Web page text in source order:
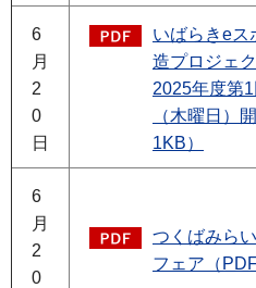
6
月
2
0
日
いばらきeス
造プロジェ
2025年度第
（木曜日）
1KB）
6
月
2
0
つくばみら
フェア（